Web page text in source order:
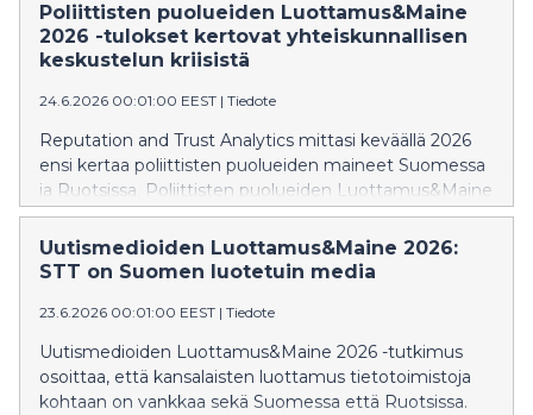
Poliittisten puolueiden Luottamus&Maine
2026 -tulokset kertovat yhteiskunnallisen
keskustelun kriisistä
24.6.2026 00:01:00 EEST | Tiedote
Reputation and Trust Analytics mittasi keväällä 2026
ensi kertaa poliittisten puolueiden maineet Suomessa
ja Ruotsissa. Poliittisten puolueiden Luottamus&Maine
2026 -tutkimus viestii yhteiskunnallisen keskustelun
kriisiytymisestä. Tiedot ovat julkaisuvapaita 24.6.2026.
Uutismedioiden Luottamus&Maine 2026:
STT on Suomen luotetuin media
23.6.2026 00:01:00 EEST | Tiedote
Uutismedioiden Luottamus&Maine 2026 -tutkimus
osoittaa, että kansalaisten luottamus tietotoimistoja
kohtaan on vankkaa sekä Suomessa että Ruotsissa.